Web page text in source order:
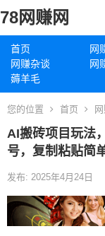
78网赚网
首页 网
网赚杂谈
网
薅羊毛
您的位置 首页
AI搬砖项目玩法
号，复制粘贴简
发布: 2025年4月24日